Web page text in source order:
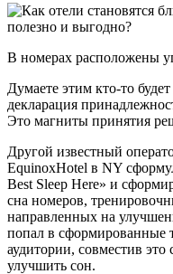
В номерах расположены
Думаете этим кто-то
декларация
Это магниты принятия
Другой известный
EquinoxHotel в NY
Best Sleep Here» и
сна номеров,
направленных на
попал в сформированные
аудитории, совместив
улучшить сон.